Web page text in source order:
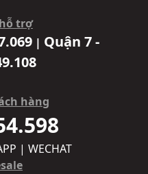
trợ
| Quận 7 -
hàng
| WECHAT